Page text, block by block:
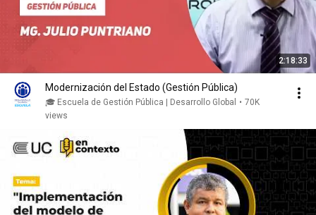
2:18:33
Modernización del Estado (Gestión Pública)
🎓 Escuela de Gestión Pública | Desarrollo Global • 70K
views